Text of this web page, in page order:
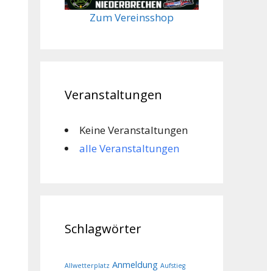
Zum Vereinsshop
Veranstaltungen
Keine Veranstaltungen
alle Veranstaltungen
Schlagwörter
Allwetterplatz Anmeldung Aufstieg